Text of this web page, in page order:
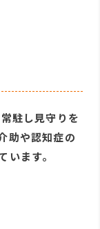
駐し見守りを
助や認知症の
ます。